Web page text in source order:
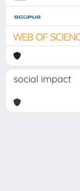
social impact